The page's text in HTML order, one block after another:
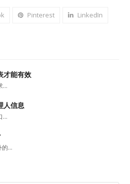
Pinterest LinkedIn
才能有效
…
人信息
…
的…